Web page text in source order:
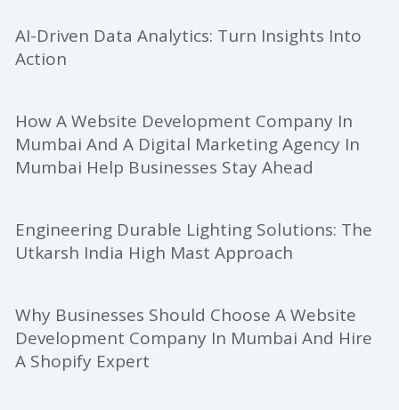
AI-Driven Data Analytics: Turn Insights Into
Action
How A Website Development Company In
Mumbai And A Digital Marketing Agency In
Mumbai Help Businesses Stay Ahead
Engineering Durable Lighting Solutions: The
Utkarsh India High Mast Approach
Why Businesses Should Choose A Website
Development Company In Mumbai And Hire
A Shopify Expert